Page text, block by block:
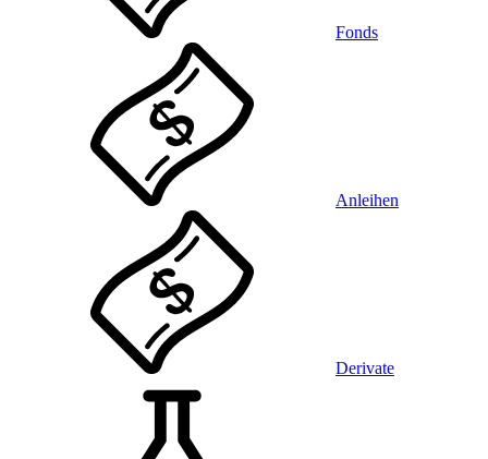
Fonds
Anleihen
Derivate